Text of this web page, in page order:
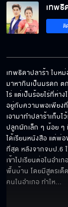
เทพธิ
ติ
เทพธิดาปลาร้า ใบห
มาหากินเป็นมรดก ต
ไร่ แต่เป็นร้อยไร่ที่ห่
อยู่กับความพอเพียงที่
เอามาทำปลาร้าเก็บ
ปลูกผักเล็ก ๆ น้อย ๆ
ได้เรียนหนังสือ แต่พ่
ที่สุด หลังจากจบป.6
เข้าไปเรียนต่อในอำ
พื้นบ้าน โดยมีสูตรเด็
คนในอำเภอ ทำให...